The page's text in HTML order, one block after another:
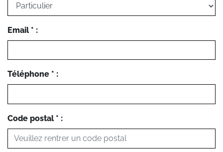
Email * :
Téléphone * :
Code postal * :